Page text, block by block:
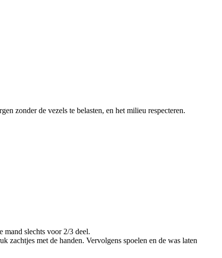
zonder de vezels te belasten, en het milieu respecteren.
mand slechts voor 2/3 deel.
zachtjes met de handen. Vervolgens spoelen en de was laten